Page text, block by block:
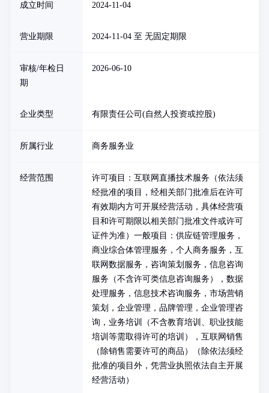
成立时间 2024-11-04
营业期限 2024-11-04 至 无固定期限
审核/年检日
期
2026-06-10
企业类型 有限责任公司(自然人投资或控股)
所属行业 商务服务业
经营范围
许可项目：互联网直播技术服务（依法须
经批准的项目，经相关部门批准后在许可
有效期内方可开展经营活动，具体经营项
目和许可期限以相关部门批准文件或许可
证件为准）一般项目：供应链管理服务，
商业综合体管理服务，个人商务服务，互
联网数据服务，咨询策划服务，信息咨询
服务（不含许可类信息咨询服务），数据
处理服务，信息技术咨询服务，市场营销
策划，企业管理，品牌管理，企业管理咨
询，业务培训（不含教育培训、职业技能
培训等需取得许可的培训），互联网销售
（除销售需要许可的商品）（除依法须经
批准的项目外，凭营业执照依法自主开展
经营活动）